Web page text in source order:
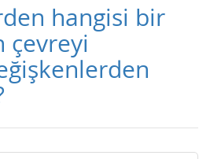
hangisi bir
çevreyi